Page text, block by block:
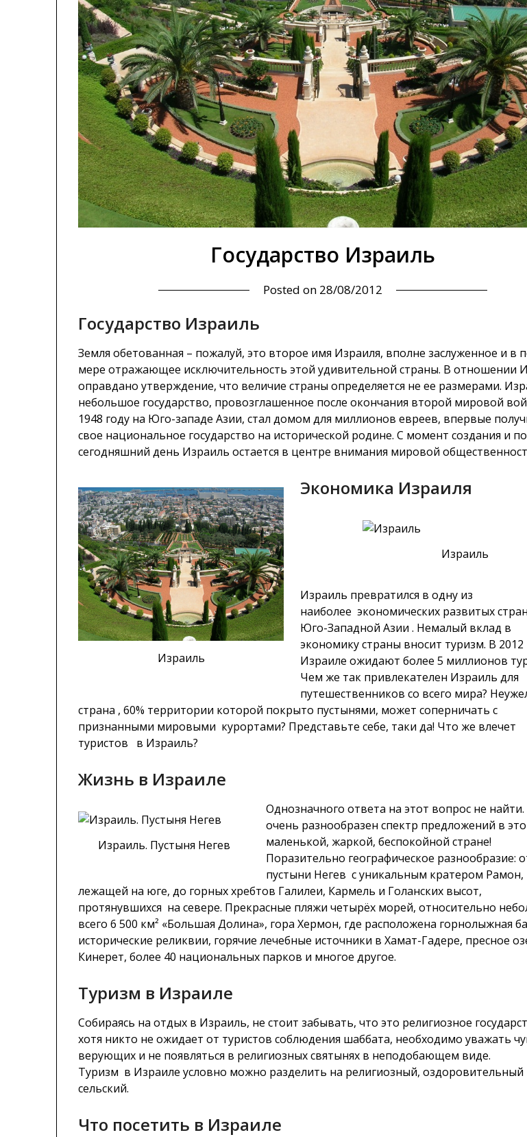
Государство Израиль
Posted on 28/08/2012
Государство Израиль
Земля обетованная – пожалуй, это второе имя Израиля, вполне заслуженное и в
мере отражающее исключительность этой удивительной страны. В отношении
оправдано утверждение, что величие страны определяется не ее размерами.
небольшое государство, провозглашенное после окончания второй мировой
1948 году на Юго-западе Азии, стал домом для миллионов евреев, впервые
свое национальное государство на исторической родине. С момент создания и по
сегодняшний день Израиль остается в центре внимания мировой
Израиль
Экономика Израиля
Израиль
Израиль превратился в одну из
наиболее экономических развитых
Юго-Западной Азии . Немалый вклад в
экономику страны вносит туризм. В 2012
Израиле ожидают более 5 миллионов
Чем же так привлекателен Израиль для
путешественников со всего мира?
страна , 60% территории которой покрыто пустынями, может соперничать с
признанными мировыми курортами? Представьте себе, таки да! Что же влечет
туристов в Израиль?
Жизнь в Израиле
Израиль. Пустыня Негев
Однозначного ответа на этот вопрос не
очень разнообразен спектр предложений в
маленькой, жаркой, беспокойной стране!
Поразительно географическое разнообразие:
пустыни Негев с уникальным кратером Рамон,
лежащей на юге, до горных хребтов Галилеи, Кармель и Голанских высот,
протянувшихся на севере. Прекрасные пляжи четырёх морей, относительно
всего 6 500 км² «Большая Долина», гора Хермон, где расположена горнолыжная
исторические реликвии, горячие лечебные источники в Хамат-Гадере, пресное
Кинерет, более 40 национальных парков и многое другое.
Туризм в Израиле
Собираясь на отдых в Израиль, не стоит забывать, что это религиозное
хотя никто не ожидает от туристов соблюдения шаббата, необходимо уважать
верующих и не появляться в религиозных святынях в неподобающем виде.
Туризм в Израиле условно можно разделить на религиозный, оздоровительный
сельский.
Что посетить в Израиле